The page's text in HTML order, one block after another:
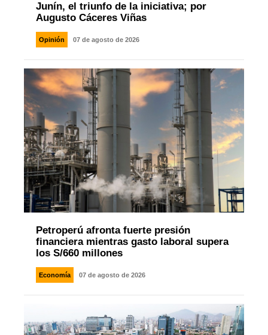
Junín, el triunfo de la iniciativa; por
Augusto Cáceres Viñas
Opinión 07 de agosto de 2026
Petroperú afronta fuerte presión
financiera mientras gasto laboral supera
los S/660 millones
Economía 07 de agosto de 2026